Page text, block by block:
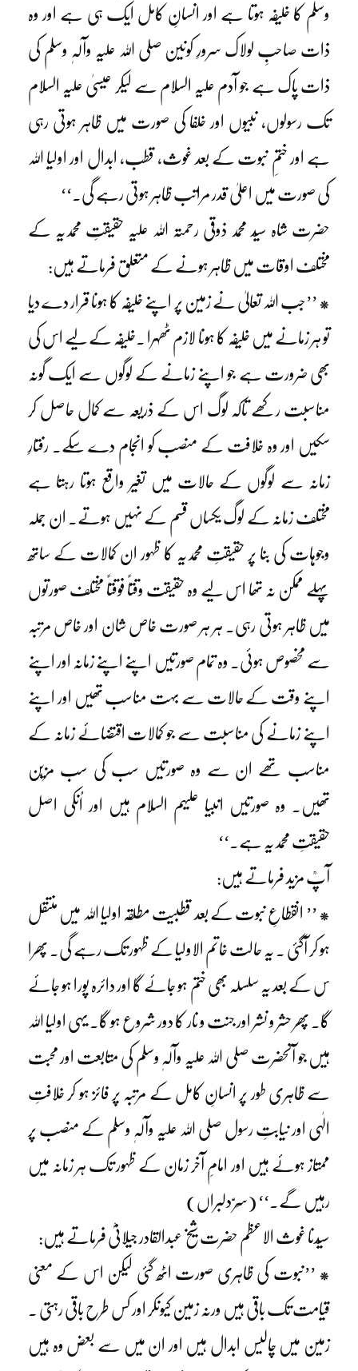
وسلم کا خلیفہ ہوتا ہے اور انسانِ کامل ایک ہی ہے اور وہ
ذات صاحبِ لولاک سرورِ کونین صلی اللہ علیہ وآلہٖ وسلم کی
ذات پاک ہے جو آدم علیہ السلام سے لیکر عیسیٰ علیہ السلام
تک رسولوں، نبیوں اور خلفا کی صورت میں ظاہر ہوتی رہی
ہے اور ختمِ نبوت کے بعد غوث، قطب، ابدال اور اولیا اللہ
کی صورت میں اعلیٰ قدر مراتب ظاہر ہوتی رہے گی۔‘‘
حضرت شاہ سیّد محمد ذوقی رحمتہ اللہ علیہ حقیقتِ محمدیہ کے
مختلف اوقات میں ظاہر ہونے کے متعلق فرماتے ہیں:
* ’’جب اللہ تعالیٰ نے زمین پر اپنے خلیفہ کا ہونا قرار دے دیا
تو ہر زمانے میں خلیفہ کا ہونا لازم ٹھہرا ۔خلیفہ کے لیے اس کی
بھی ضرورت ہے جو اپنے زمانے کے لوگوں سے ایک گونہ
مناسبت رکھے تاکہ لوگ اس کے ذریعہ سے کمال حاصل کر
سکیں اور وہ خلافت کے منصب کو انجام دے سکے۔ رفتارِ
زمانہ سے لوگوں کے حالات میں تغیر واقع ہوتا رہتا ہے
مختلف زمانہ کے لوگ یکساں قسم کے نہیں ہوتے۔ ان جملہ
وجوہات کی بنا پر حقیقتِ محمدیہ کا ظہور ان کمالات کے ساتھ
پہلے ممکن نہ تھا اس لیے وہ حقیقت وقتاً فوقتاً مختلف صورتوں
میں ظاہر ہوتی رہی۔ ہر ہر صورت خاص شان اور خاص مرتبہ
سے مخصوص ہوئی۔ وہ تمام صورتیں اپنے اپنے زمانہ اور اپنے
اپنے وقت کے حالات سے بہت مناسب تھیں اور اپنے
اپنے زمانے کی مناسبت سے جو کمالات اقتضائے زمانہ کے
مناسب تھے ان سے وہ صورتیں سب کی سب مزیّن
تھیں۔ وہ صورتیں انبیا علیہم السلام ہیں اور اُنکی اصل
حقیقتِ محمدیہ ہے۔‘‘
آپؒ مزید فرماتے ہیں:
* ’’ انقطاعِ نبوت کے بعد قطبیت مطلقہ اولیا اللہ میں منتقل
ہو کر آگئی ۔ یہ حالت خاتم الاولیا کے ظہور تک رہے گی۔ پھرا
س کے بعد یہ سلسلہ بھی ختم ہو جائے گا اور دائرہ پورا ہو جائے
گا۔ پھر حشر و نشر اور جنت و نار کا دور شروع ہو گا۔ یہی اولیا اللہ
ہیں جو آنحضرت صلی اللہ علیہ وآلہٖ وسلم کی متابعت اور محبت
سے ظاہری طور پر انسانِ کامل کے مرتبہ پر فائز ہو کر خلافتِ
الٰہی اور نیابتِ رسول صلی اللہ علیہ وآلہٖ وسلم کے منصب پر
ممتاز ہوئے ہیں اور امامِ آخر زمان کے ظہور تک ہر زمانہ میں
رہیں گے۔‘‘ (سِرّ دلبراں)
سیّدنا غوث الاعظم حضرت شیخ عبدالقادر جیلانیؓ فرماتے ہیں:
* ’’نبوت کی ظاہری صورت اٹھ گئی لیکن اس کے معنی
قیامت تک باقی ہیں ورنہ زمین کیونکر اور کس طرح باقی رہتی ۔
زمین میں چالیس ابدال ہیں اور ان میں سے بعض وہ ہیں